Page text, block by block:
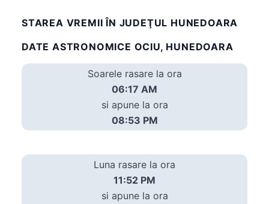
STAREA VREMII ÎN JUDEŢUL HUNEDOARA
DATE ASTRONOMICE OCIU, HUNEDOARA
Soarele rasare la ora
06:17 AM
si apune la ora
08:53 PM
Luna rasare la ora
11:52 PM
si apune la ora